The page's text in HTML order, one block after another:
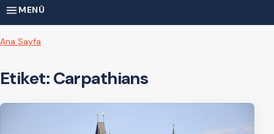
MENÜ
Ana Sayfa
Etiket:Carpathians